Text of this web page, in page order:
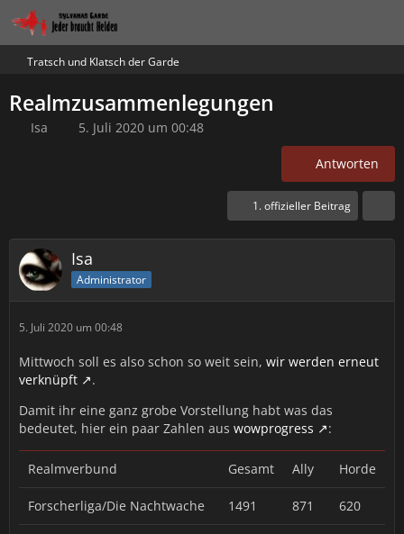
Tratsch und Klatsch der Garde
Realmzusammenlegungen
Isa 5. Juli 2020 um 00:48
Antworten
1. offizieller Beitrag
Isa
Administrator
5. Juli 2020 um 00:48
Mittwoch soll es also schon so weit sein, wir werden erneut
verknüpft
.
Damit ihr eine ganz grobe Vorstellung habt was das
bedeutet, hier ein paar Zahlen aus wowprogress :
Realmverbund Gesamt Ally Horde
Forscherliga/Die Nachtwache 1491 871 620